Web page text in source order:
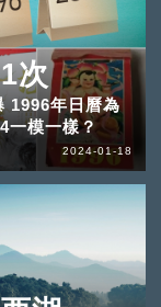
次
1996年日曆為
一模一樣？
2024-01-18